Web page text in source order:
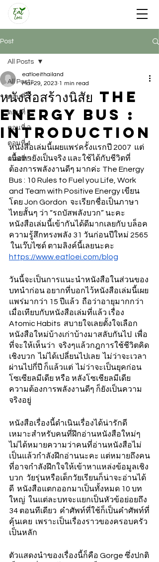
Post
All Posts
ตอนที่ 1
ตอนที่ 2
ตอนที่ 3
ตอนที่ 4
ตอนที่ 5
All Posts
หนังสือสร้างนิสัย The
Energy Bus :
Introduction
eatloeithailand
Mar 29, 2023 1 min read
หนังสือเล่มนี้เผยแพร่ครั้งแรกปี 2007  แต่
เนื้อหายังเป็นจริง และใช้ได้กับชีวิตที่
ต้องการพลังงานดีๆ มากค่ะ The Energy
Bus : 10 Rules to Fuel you Life, Work
and Team with Positive Energy เขียน
โดย Jon Gordon  จะเรียกชื่อเป็นภาษา
ไทยสั้นๆ ว่า “รถบัสพลังบวก” นะคะ
หนังสือเล่มนี้เข้ากันได้ดีมากเลยกับ บล็อค
ความรู้สึกทรงพลัง 31 วันก่อนปีใหม่ 2565
ในเว๊บไซด์ ตามลิงค์นี้เลยนะคะ
https://www.eatloei.com/blog
วันนี้จะเป็นการแนะนำหนังสือในส่วนของ
บทนำก่อน อยากที่บอกไว้หนังสือเล่มนี้เผย
แพร่มากว่า 15 ปีแล้ว  ถือว่าอายุมากกว่า
เมื่อเทียบกับหนังสือเล่มที่แล้ว เรื่อง
Atomic Habits  สบายใจเลยตั้งใจเลือก
หนังสือใหม่บ้างเก่าบ้างมาสลับกันไป  เพื่อ
ที่จะให้เห็นว่า  จริงๆแล้วกฎการใช้ชีวิตคิด
เชิงบวก  ไม่ได้เปลี่ยนไปเลย  ไม่ว่าจะเวลา
ผ่านไปกี่ปี ก็แล้วแต่  ไม่ว่าจะเป็นยุคก่อน
โซเซียลมีเดีย หรือ หลังโซเชียลมีเดีย
ความต้องการพลังงานดีๆ ก็ยังเป็นความ
จริงอยู่
หนังสือเรื่องนี้ดำเนินเรื่องได้น่ารักดี
เหมาะสำหรับคนที่ฝึกอ่านหนังสือใหม่ๆ
ไม่ได้หมายความว่าคนที่อ่านหนังสือไม่
เป็นแล้วกำลังฝึกอ่านนะคะ แต่หมายถึงคน
ที่อาจกำลังฝึกใจให้เข้าหาแหล่งข้อมูลเชิง
บวก  วัยรุ่นหรือเด็กวัยเรียนก็น่าจะอ่านได้
ดี  หนังสือแตกออกมาเป็นทั้งหมด 10 บท
ใหญ่  ในแต่ละบทจะแยกเป็นหัวข้อย่อยถึง
34 ตอนทีเดียว  คำศัพท์ที่ใช้ก็เป็นคำศัพท์ที่
คุ้นเคย  เพราะเป็นเรื่องราวของครอบครัว
เป็นหลัก
ตัวแสดงนำของเรื่องนี้ก็คือ Gorge ซึ่งปกติ